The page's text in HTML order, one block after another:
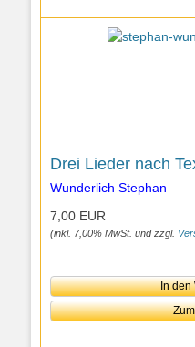
Drei Lieder nach
Wunderlich Stephan
7,00 EUR
(inkl. 7,00% MwSt. und zzgl.
In den